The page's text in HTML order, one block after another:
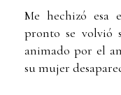
Me hechizó esa
pronto se volvió
animado por el
su mujer